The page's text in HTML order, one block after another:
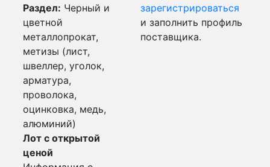
Раздел: Черный и
цветной
металлопрокат,
метизы (лист,
швеллер, уголок,
арматура,
проволока,
оцинковка, медь,
алюминий)
Лот с открытой
ценой
зарегистрироваться
и заполнить профиль
поставщика.